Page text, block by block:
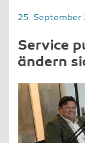
25. September
Service
ändern